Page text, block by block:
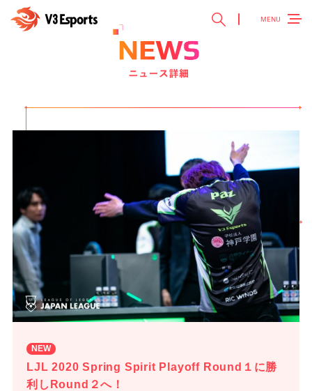
最新ニュース ＞
チーム紹介 ＞
EVENT 参加大会情報 ＞
SPONSOR スポンサー ＞
MENU
NEW
LJL 2020 Spring Spirit Playoff Round１に勝
利しRound２へ！